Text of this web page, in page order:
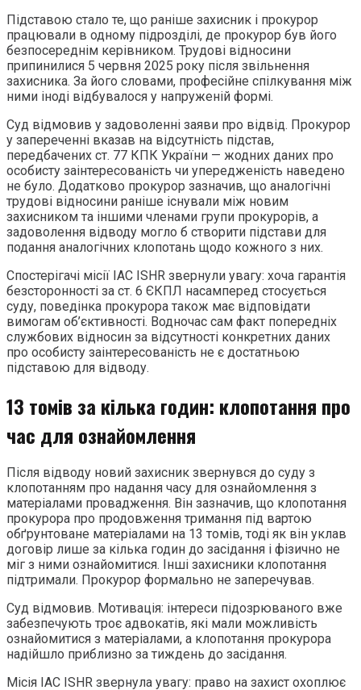
Підставою стало те, що раніше захисник і прокурор
працювали в одному підрозділі, де прокурор був його
безпосереднім керівником. Трудові відносини
припинилися 5 червня 2025 року після звільнення
захисника. За його словами, професійне спілкування між
ними іноді відбувалося у напруженій формі.
Суд відмовив у задоволенні заяви про відвід. Прокурор
у запереченні вказав на відсутність підстав,
передбачених ст. 77 КПК України — жодних даних про
особисту заінтересованість чи упередженість наведено
не було. Додатково прокурор зазначив, що аналогічні
трудові відносини раніше існували між новим
захисником та іншими членами групи прокурорів, а
задоволення відводу могло б створити підстави для
подання аналогічних клопотань щодо кожного з них.
Спостерігачі місії IAC ISHR звернули увагу: хоча гарантія
безсторонності за ст. 6 ЄКПЛ насамперед стосується
суду, поведінка прокурора також має відповідати
вимогам об’єктивності. Водночас сам факт попередніх
службових відносин за відсутності конкретних даних
про особисту заінтересованість не є достатньою
підставою для відводу.
13 томів за кілька годин: клопотання про
час для ознайомлення
Після відводу новий захисник звернувся до суду з
клопотанням про надання часу для ознайомлення з
матеріалами провадження. Він зазначив, що клопотання
прокурора про продовження тримання під вартою
обґрунтоване матеріалами на 13 томів, тоді як він уклав
договір лише за кілька годин до засідання і фізично не
міг з ними ознайомитися. Інші захисники клопотання
підтримали. Прокурор формально не заперечував.
Суд відмовив. Мотивація: інтереси підозрюваного вже
забезпечують троє адвокатів, які мали можливість
ознайомитися з матеріалами, а клопотання прокурора
надійшло приблизно за тиждень до засідання.
Місія IAC ISHR звернула увагу: право на захист охоплює